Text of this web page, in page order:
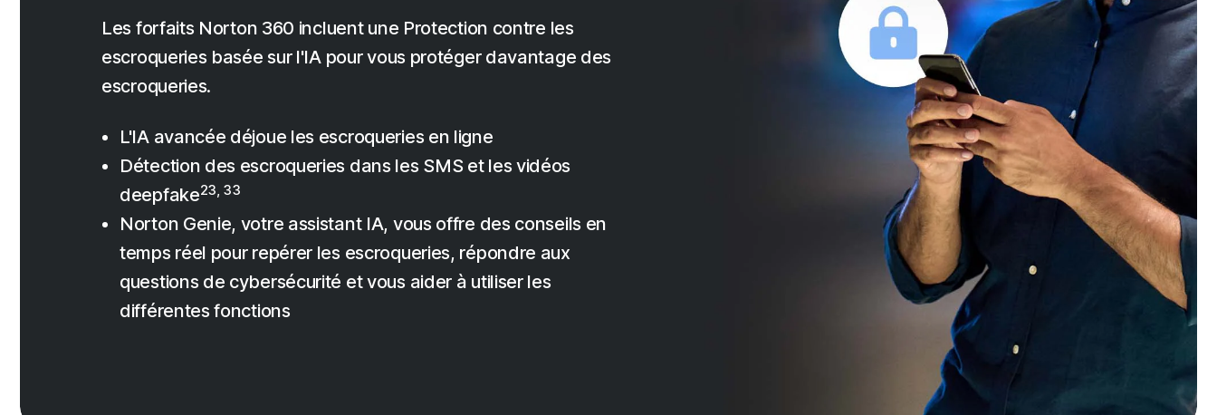
Les forfaits Norton 360 incluent une Protection contre les
escroqueries basée sur l'IA pour vous protéger davantage des
escroqueries.
L'IA avancée déjoue les escroqueries en ligne
Détection des escroqueries dans les SMS et les vidéos
deepfake23, 33
Norton Genie, votre assistant IA, vous offre des conseils en
temps réel pour repérer les escroqueries, répondre aux
questions de cybersécurité et vous aider à utiliser les
différentes fonctions